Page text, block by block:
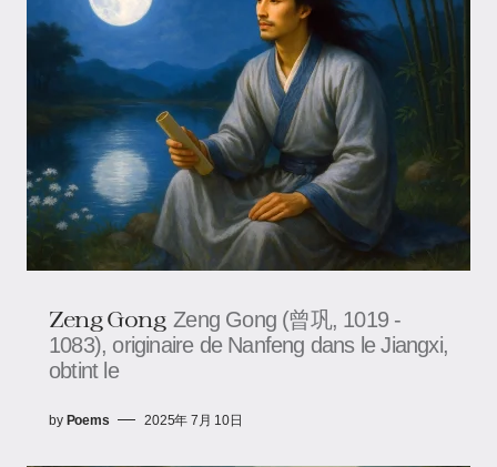
Zeng Gong Zeng Gong (曾巩, 1019 -
1083), originaire de Nanfeng dans le Jiangxi,
obtint le
by Poems 2025年 7月 10日